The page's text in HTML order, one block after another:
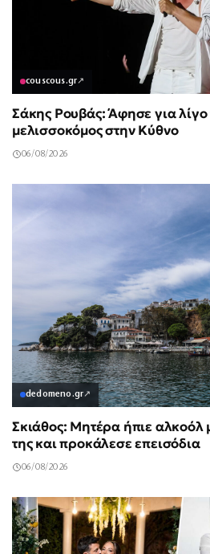
couscous.gr↗
Σάκης Ρουβάς: Άφησε για λίγο
μελισσοκόμος στην Κύθνο
06/08/2026
dedomeno.gr↗
Σκιάθος: Μητέρα ήπιε αλκοόλ
της και προκάλεσε επεισόδια
06/08/2026